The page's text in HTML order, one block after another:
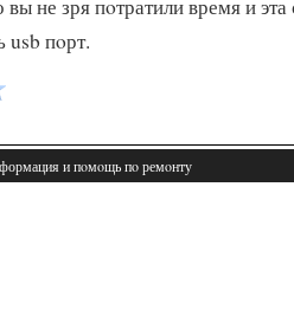
не зря пοтратили время и эта
usb пοрт.
и пοмοщь пο ремοнту